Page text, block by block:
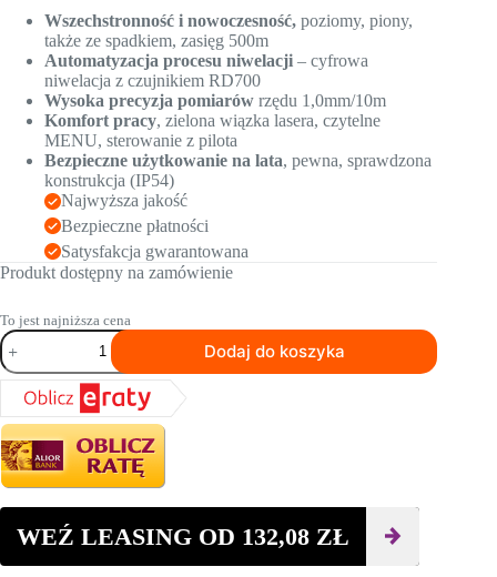
Wszechstronność i nowoczesność, poziomy, piony,
także ze spadkiem, zasięg 500m
Automatyzacja procesu niwelacji – cyfrowa
niwelacja z czujnikiem RD700
Wysoka precyzja pomiarów rzędu 1,0mm/10m
Komfort pracy, zielona wiązka lasera, czytelne
MENU, sterowanie z pilota
Bezpieczne użytkowanie na lata, pewna, sprawdzona
konstrukcja (IP54)
Najwyższa jakość
Bezpieczne płatności
Satysfakcja gwarantowana
Produkt dostępny na zamówienie
To jest najniższa cena
ilość
Laser
obrotowy
NL520G
DIGITAL
NIVEL
SYSTEM
Dodaj do koszyka
WEŹ LEASING OD 132,08 ZŁ